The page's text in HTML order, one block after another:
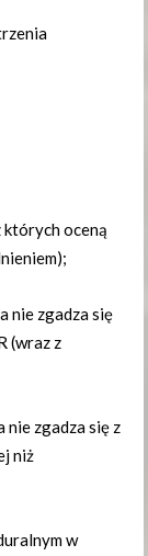
oceną
nie zgadza się
(wraz z
nie zgadza się z
niż
w